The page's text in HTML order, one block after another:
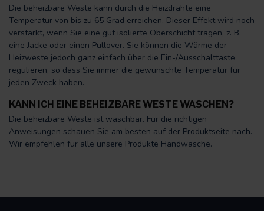
Die beheizbare Weste kann durch die Heizdrähte eine
Temperatur von bis zu 65 Grad erreichen. Dieser Effekt wird noch
verstärkt, wenn Sie eine gut isolierte Oberschicht tragen, z. B.
eine Jacke oder einen Pullover. Sie können die Wärme der
Heizweste jedoch ganz einfach über die Ein-/Ausschalttaste
regulieren, so dass Sie immer die gewünschte Temperatur für
jeden Zweck haben.
KANN ICH EINE BEHEIZBARE WESTE WASCHEN?
Die beheizbare Weste ist waschbar. Für die richtigen
Anweisungen schauen Sie am besten auf der Produktseite nach.
Wir empfehlen für alle unsere Produkte Handwäsche.